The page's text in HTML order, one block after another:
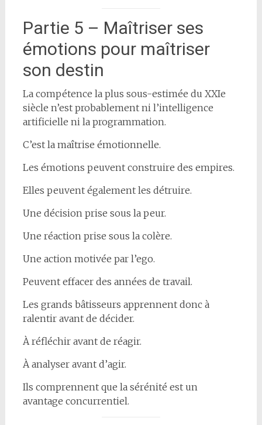
Partie 5 – Maîtriser ses
émotions pour maîtriser
son destin
La compétence la plus sous-estimée du XXIe
siècle n’est probablement ni l’intelligence
artificielle ni la programmation.
C’est la maîtrise émotionnelle.
Les émotions peuvent construire des empires.
Elles peuvent également les détruire.
Une décision prise sous la peur.
Une réaction prise sous la colère.
Une action motivée par l’ego.
Peuvent effacer des années de travail.
Les grands bâtisseurs apprennent donc à
ralentir avant de décider.
À réfléchir avant de réagir.
À analyser avant d’agir.
Ils comprennent que la sérénité est un
avantage concurrentiel.